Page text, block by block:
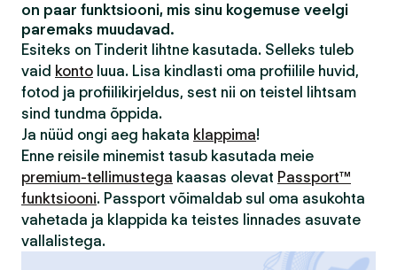
on paar funktsiooni, mis sinu kogemuse veelgi
paremaks muudavad.
Esiteks on Tinderit lihtne kasutada. Selleks tuleb
vaid konto luua. Lisa kindlasti oma profiilile huvid,
fotod ja profiilikirjeldus, sest nii on teistel lihtsam
sind tundma õppida.
Ja nüüd ongi aeg hakata klappima!
Enne reisile minemist tasub kasutada meie
premium-tellimustega kaasas olevat Passport™
funktsiooni. Passport võimaldab sul oma asukohta
vahetada ja klappida ka teistes linnades asuvate
vallalistega.